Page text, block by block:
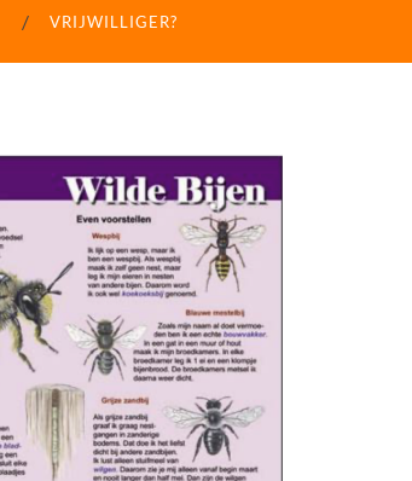
VRIJWILLIGER?